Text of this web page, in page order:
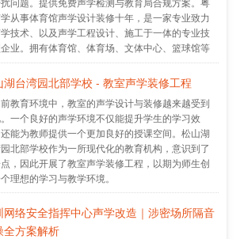
从事体育馆声学设计装修十年，是一家专业致力
技术、以及声学工程设计、施工于一体的专业技
业。拥有体育馆、体育场、文体中心、篮球馆等
所声学设计装修案例和噪声治理工程案例。
湖台湾园北部学校 - 教室声学装修工程
教育环境中，教室的声学设计与装修越来越受到
一个良好的声学环境不仅能提升学生的学习效
能为教师提供一个更加良好的授课空间。松山湖
北部学校作为一所现代化的教育机构，意识到了
，因此开展了教室声学装修工程，以期为师生创
理想的学习与教学环境。
网络安全指挥中心声学改造｜涉密场所隔音
全方案解析